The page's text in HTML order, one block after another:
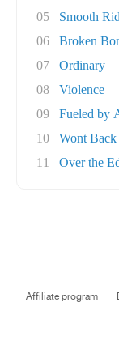
05
Smooth
06
Broken
07
Ordinary
08
Violence
09
Fueled by
10
Wont
11
Over the
Affiliate program